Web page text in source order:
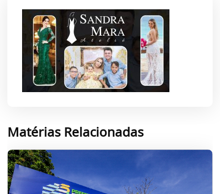
Matérias Relacionadas